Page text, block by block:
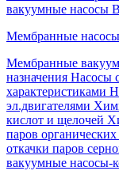
вакуумные насосы
Мембранные насосы
Мембранные
назначения Насосы
характеристиками
эл.двигателями
кислот и щелочей
паров
откачки паров
вакуумные насосы-